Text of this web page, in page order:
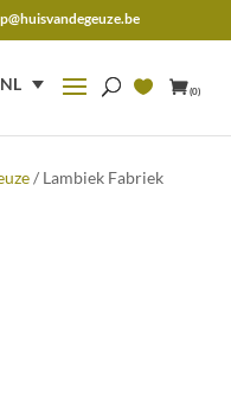
NL (0)
/ Lambiek Fabriek